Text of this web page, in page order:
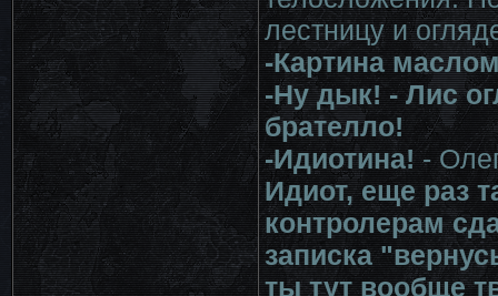
лестницу и
-Картина
-Ну дык! - Лис
брателло!
-Идиотина!-
Идиот, еще раз
контролерам
записка
ты тут вообще